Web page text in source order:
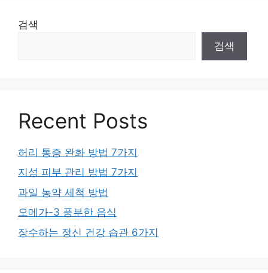
검색
검색
Recent Posts
허리 통증 완화 방법 7가지
지성 피부 관리 방법 7가지
과일 농약 세척 방법
오메가-3 풍부한 음식
장수하는 정신 건강 습관 6가지